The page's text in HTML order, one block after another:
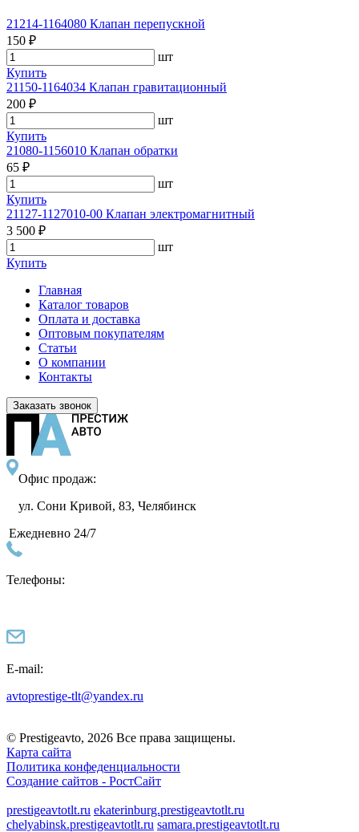
21214-1164080 Клапан перепускной
150 ₽
шт
Купить
21150-1164034 Клапан гравитационный
200 ₽
шт
Купить
21080-1156010 Клапан обратки
65 ₽
шт
Купить
21127-1127010-00 Клапан электромагнитный
3 500 ₽
шт
Купить
Главная
Каталог товаров
Оплата и доставка
Оптовым покупателям
Статьи
О компании
Контакты
Заказать звонок
Офис продаж:
ул. Сони Кривой, 83, Челябинск
Ежедневно 24/7
Телефоны:
E-mail:
avtoprestige-tlt@yandex.ru
© Prestigeavto, 2026 Все права защищены.
Карта сайта
Политика конфеденциальности
Создание сайтов - РостСайт
prestigeavtotlt.ru ekaterinburg.prestigeavtotlt.ru
chelyabinsk.prestigeavtotlt.ru samara.prestigeavtotlt.ru